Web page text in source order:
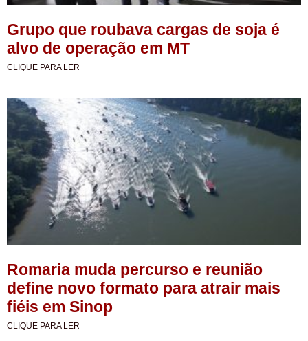
Grupo que roubava cargas de soja é
alvo de operação em MT
CLIQUE PARA LER
Romaria muda percurso e reunião
define novo formato para atrair mais
fiéis em Sinop
CLIQUE PARA LER